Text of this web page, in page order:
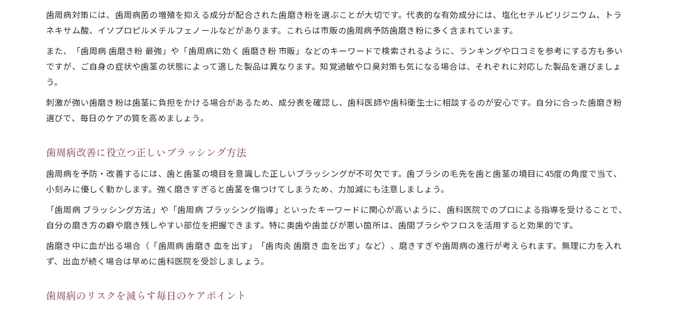
歯周病による出血を抑えるケアのポイント
歯周病で血が出る場合の歯磨き粉活用術
歯周病予防で知っておきたい出血対策法
歯周病の血を出さない歯磨き習慣のコツ
歯周病対策に役立つ市販品の選び方と活用法
歯周病対策を自宅で続けるための工夫とは
歯周病対策には、歯周病菌の増殖を抑える成分が配合された歯磨き粉を選ぶことが大切です。代表的な有効成分には、塩化セチルピリジニウム、トラ
ネキサム酸、イソプロピルメチルフェノールなどがあります。これらは市販の歯周病予防歯磨き粉に多く含まれています。
また、「歯周病 歯磨き粉 最強」や「歯周病に効く 歯磨き粉 市販」などのキーワードで検索されるように、ランキングや口コミを参考にする方も多い
ですが、ご自身の症状や歯茎の状態によって適した製品は異なります。知覚過敏や口臭対策も気になる場合は、それぞれに対応した製品を選びましょ
う。
刺激が強い歯磨き粉は歯茎に負担をかける場合があるため、成分表を確認し、歯科医師や歯科衛生士に相談するのが安心です。自分に合った歯磨き粉
選びで、毎日のケアの質を高めましょう。
歯周病改善に役立つ正しいブラッシング方法
歯周病を予防・改善するには、歯と歯茎の境目を意識した正しいブラッシングが不可欠です。歯ブラシの毛先を歯と歯茎の境目に45度の角度で当て、
小刻みに優しく動かします。強く磨きすぎると歯茎を傷つけてしまうため、力加減にも注意しましょう。
「歯周病 ブラッシング方法」や「歯周病 ブラッシング指導」といったキーワードに関心が高いように、歯科医院でのプロによる指導を受けることで、
自分の磨き方の癖や磨き残しやすい部位を把握できます。特に奥歯や歯並びが悪い箇所は、歯間ブラシやフロスを活用すると効果的です。
歯磨き中に血が出る場合（「歯周病 歯磨き 血を出す」「歯肉炎 歯磨き 血を出す」など）、磨きすぎや歯周病の進行が考えられます。無理に力を入れ
ず、出血が続く場合は早めに歯科医院を受診しましょう。
歯周病のリスクを減らす毎日のケアポイント